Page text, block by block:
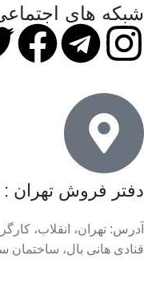
شبکه های
دفتر فروش تهران :
آدرس: تهران، انقلاب،
قنادی هانی بال، ساختمان سامان 1166، طبقه